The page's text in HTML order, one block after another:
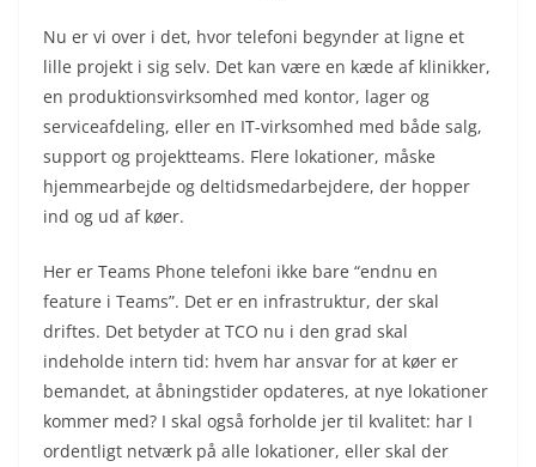
Nu er vi over i det, hvor telefoni begynder at ligne et
lille projekt i sig selv. Det kan være en kæde af klinikker,
en produktionsvirksomhed med kontor, lager og
serviceafdeling, eller en IT-virksomhed med både salg,
support og projektteams. Flere lokationer, måske
hjemmearbejde og deltidsmedarbejdere, der hopper
ind og ud af køer.
Her er Teams Phone telefoni ikke bare “endnu en
feature i Teams”. Det er en infrastruktur, der skal
driftes. Det betyder at TCO nu i den grad skal
indeholde intern tid: hvem har ansvar for at køer er
bemandet, at åbningstider opdateres, at nye lokationer
kommer med? I skal også forholde jer til kvalitet: har I
ordentligt netværk på alle lokationer, eller skal der